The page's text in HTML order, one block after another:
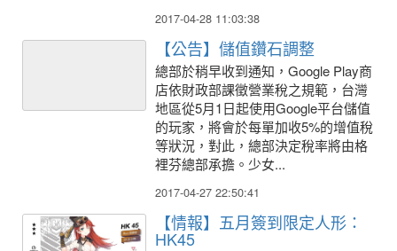
2017-04-28 11:03:38
【公告】儲值鑽石調整
總部於稍早收到通知，Google Play商
店依財政部課徵營業稅之規範，台灣
地區從5月1日起使用Google平台儲值
的玩家，將會於每單加收5%的增值稅
等狀況，對此，總部決定稅率將由格
裡芬總部承擔。少女...
2017-04-27 22:50:41
【情報】五月簽到限定人形：
HK45